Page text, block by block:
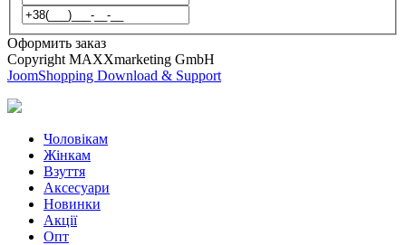
Оформить заказ
Copyright MAXXmarketing GmbH
JoomShopping Download & Support
Чоловікам
Жінкам
Взуття
Аксесуари
Новинки
Акції
Опт